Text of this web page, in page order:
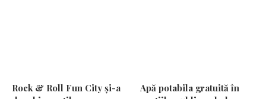
Rock & Roll Fun City și-a
Apă potabila gratuită în